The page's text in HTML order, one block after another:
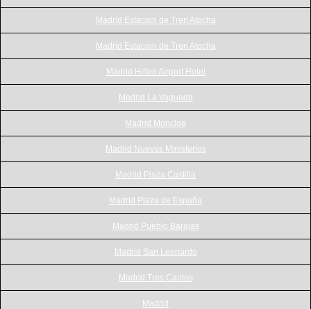
Madrid Estacion de Tren Atocha
Madrid Estacion de Tren Atocha
Madrid Hilton Airport Hotel
Madrid La Vaguada
Madrid Moncloa
Madrid Nuevos Ministerios
Madrid Plaza Castilla
Madrid Plaza de España
Madrid Pueblo Barajas
Madrid San Leonardo
Madrid Tres Cantos
Madrid